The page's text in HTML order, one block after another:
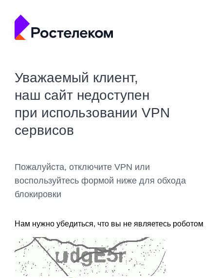
Уважаемый клиент,
наш сайт недоступен
при использовании VPN
сервисов
Пожалуйста, отключите VPN или
воспользуйтесь формой ниже для обхода
блокировки
Нам нужно убедиться, что вы не являетесь роботом